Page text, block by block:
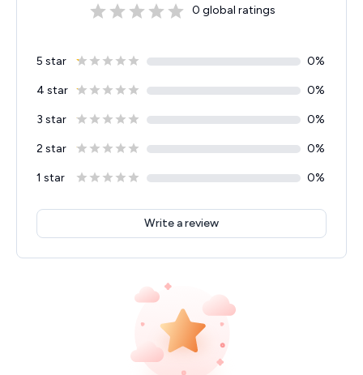
0 global ratings
5 star 0%
4 star 0%
3 star 0%
2 star 0%
1 star 0%
Write a review